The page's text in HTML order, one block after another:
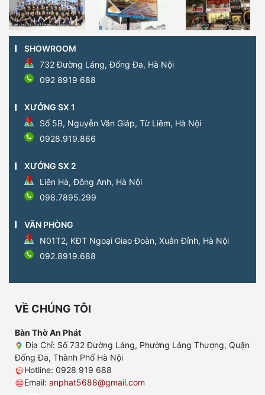
SHOWROOM
732 Đường Láng, Đống Đa, Hà Nội
092 8919 688
XƯỞNG SX 1
Số 5B, Nguyễn Văn Giáp, Từ Liêm, Hà Nội
0928.919.866
XƯỞNG SX 2
Liên Hà, Đông Anh, Hà Nội
098.7895.299
VĂN PHÒNG
N01T2, KĐT Ngoại Giao Đoàn, Xuân Đỉnh, Hà Nội
092.8919.688
VỀ CHÚNG TÔI
Bàn Thờ An Phát
Địa Chỉ: Số 732 Đường Láng, Phường Láng Thượng, Quận
Đống Đa, Thành Phố Hà Nội
Hotline: 0928 919 688
Email: anphat5688@gmail.com